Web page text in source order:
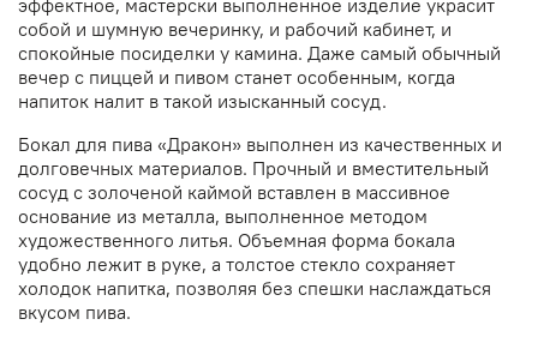
собой и шумную вечеринку, и рабочий кабинет, и
спокойные посиделки у камина. Даже самый обычный
вечер с пиццей и пивом станет особенным, когда
напиток налит в такой изысканный сосуд.
Бокал для пива «Дракон» выполнен из качественных и
долговечных материалов. Прочный и вместительный
сосуд с золоченой каймой вставлен в массивное
основание из металла, выполненное методом
художественного литья. Объемная форма бокала
удобно лежит в руке, а толстое стекло сохраняет
холодок напитка, позволяя без спешки наслаждаться
вкусом пива.